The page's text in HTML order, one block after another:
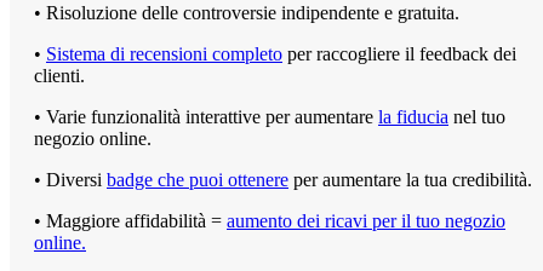
• Risoluzione delle controversie indipendente e gratuita.
• Sistema di recensioni completo per raccogliere il feedback dei
clienti.
• Varie funzionalità interattive per aumentare la fiducia nel tuo
negozio online.
• Diversi badge che puoi ottenere per aumentare la tua credibilità.
• Maggiore affidabilità = aumento dei ricavi per il tuo negozio
online.